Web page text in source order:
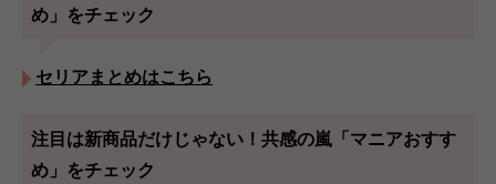
め」をチェック
セリアまとめはこちら
注目は新商品だけじゃない！共感の嵐「マニアおすす
め」をチェック